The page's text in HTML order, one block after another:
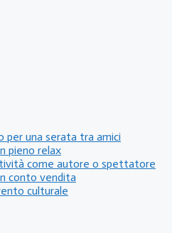
per una serata tra amici
pieno relax
come autore o spettatore
conto vendita
culturale